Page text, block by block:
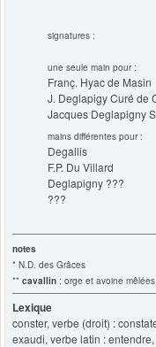
signatures :
une seule main pour :
Franç. Hyac de Masin
J. Deglapigy Curé de
Jacques Deglapigny
mains différentes pour :
Degallis
F.P. Du Villard
Deglapigny ???
???
notes
* N.D. des Grâces
** cavallin : orge et avoine
Lexique
conster, verbe (droit) :
exaudi, verbe latin :